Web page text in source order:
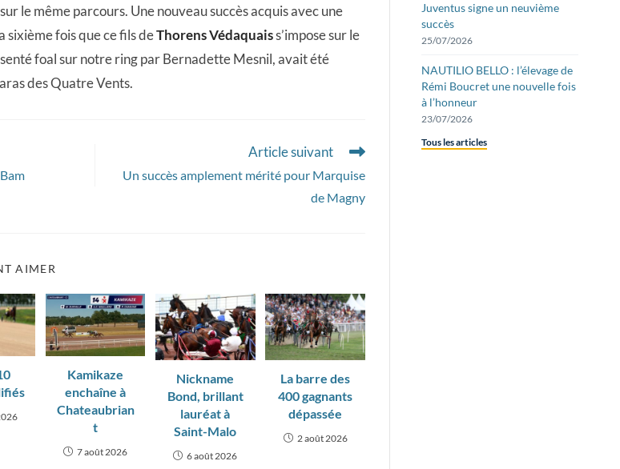
le même parcours. Une nouveau succès acquis avec une
sixième fois que ce fils deThorens Védaquaiss’impose sur le
foal sur notre ring par Bernadette Mesnil, avait été
des Quatre Vents.
Article suivant
Un succès amplement mérité pour Marquise
de Magny
AIMER
Kamikaze
enchaîne à
Chateaubrian
t
7 août 2026
Nickname
Bond, brillant
lauréat à
Saint-Malo
6 août 2026
La barre des
400 gagnants
dépassée
2 août 2026
Juventus signe un neuvième
succès
25/07/2026
NAUTILIO BELLO : l’élevage de
Rémi Boucret une nouvelle fois
à l’honneur
23/07/2026
Tous les articles